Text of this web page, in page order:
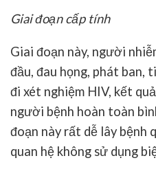
Giai đoạn cấp tính
Giai đoạn này, người
đầu, đau họng, phát ban,
đi xét nghiệm HIV, kết
người bệnh hoàn toàn
đoạn này rất dễ lây bệnh
quan hệ không sử dụng